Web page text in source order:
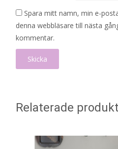
Spara mitt namn, min e-
denna webbläsare till nästa
kommentar.
Relaterade